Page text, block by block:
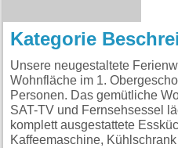
Kategorie
Unsere neugestaltete
Wohnfläche im 1.
Personen. Das gemütliche
SAT-TV und Fernsehsessel
komplett ausgestattete
Kaffeemaschine,